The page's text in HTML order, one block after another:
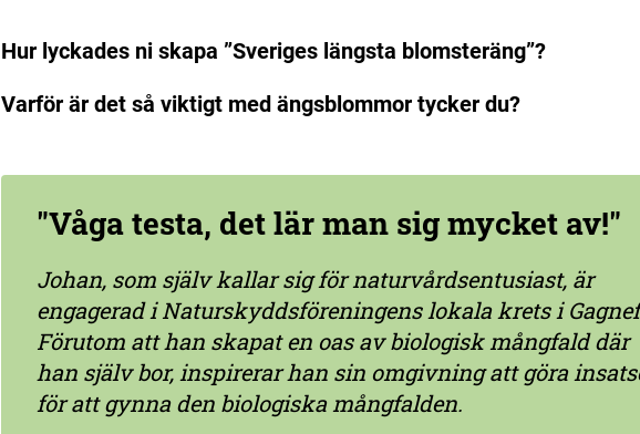
Hur lyckades ni skapa ”Sveriges längsta blomsteräng”?
Varför är det så viktigt med ängsblommor tycker du?
"Våga testa, det lär man sig mycket av!"
Johan, som själv kallar sig för naturvårdsentusiast, är
engagerad i Naturskyddsföreningens lokala krets i
Förutom att han skapat en oas av biologisk mångfald där
han själv bor, inspirerar han sin omgivning att göra
för att gynna den biologiska mångfalden.